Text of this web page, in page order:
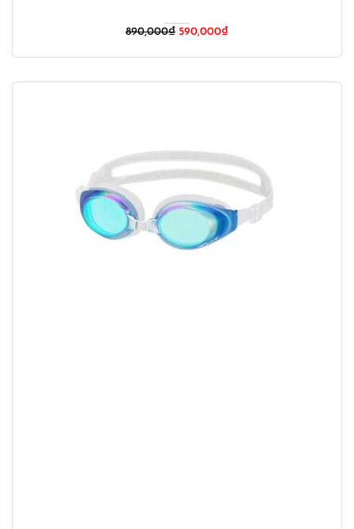
890,000₫ Giá
890,000₫.
590,000₫Giá
là: